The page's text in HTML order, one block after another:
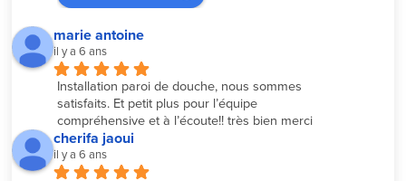
marie antoine
il y a 6 ans
Installation paroi de douche, nous sommes
satisfaits. Et petit plus pour l’équipe
compréhensive et à l’écoute!! très bien merci
cherifa jaoui
il y a 6 ans